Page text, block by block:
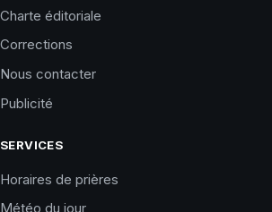
Charte éditoriale
Corrections
Nous contacter
Publicité
SERVICES
Horaires de prières
Météo du jour